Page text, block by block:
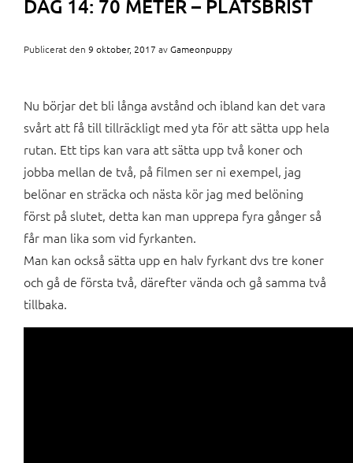
DAG 14: 70 METER – PLATSBRIST
Publicerat den 9 oktober, 2017 avGameonpuppy
Nu börjar det bli långa avstånd och ibland kan det vara
svårt att få till tillräckligt med yta för att sätta upp hela
rutan. Ett tips kan vara att sätta upp två koner och
jobba mellan de två, på filmen ser ni exempel, jag
belönar en sträcka och nästa kör jag med belöning
först på slutet, detta kan man upprepa fyra gånger så
får man lika som vid fyrkanten.
Man kan också sätta upp en halv fyrkant dvs tre koner
och gå de första två, därefter vända och gå samma två
tillbaka.